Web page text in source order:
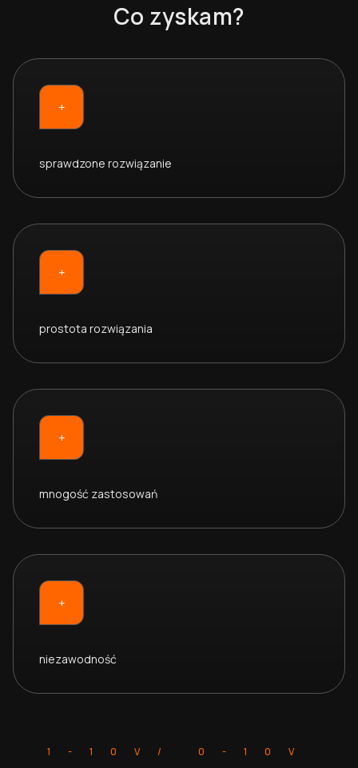
Co zyskam?
+
sprawdzone rozwiązanie
+
prostota rozwiązania
+
mnogość zastosowań
+
niezawodność
1-10V/ 0-10V